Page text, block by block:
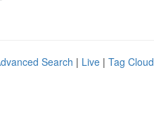
Search | Live | Tag Cloud